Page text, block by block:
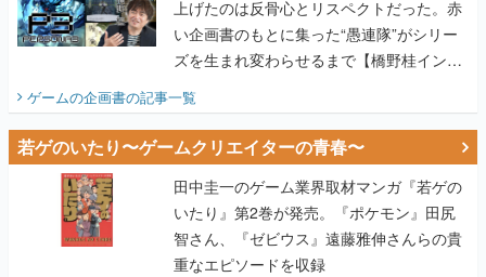
上げたのは反骨心とリスペクトだった。赤
い企画書のもとに集った“愚連隊”がシリー
ズを生まれ変わらせるまで【橋野桂インタ
ビュー】
ゲームの企画書の記事一覧
若ゲのいたり〜ゲームクリエイターの青春〜
田中圭一のゲーム業界取材マンガ『若ゲの
いたり』第2巻が発売。『ポケモン』田尻
智さん、『ゼビウス』遠藤雅伸さんらの貴
重なエピソードを収録